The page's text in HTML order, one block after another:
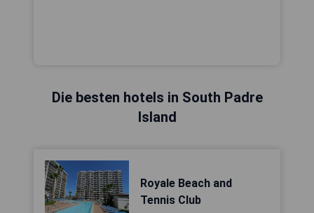
Die besten hotels in South Padre
Island
Royale Beach and
Tennis Club